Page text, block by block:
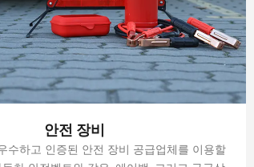
안전 장비
수하고 인증된 안전 장비 공급업체를 이용할